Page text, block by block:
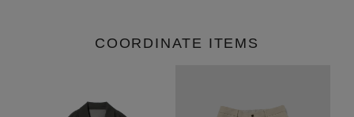
COORDINATE ITEMS